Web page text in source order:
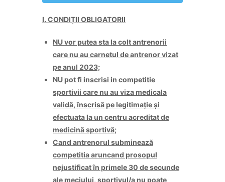
I. CONDIȚII OBLIGATORII
NU vor putea sta la colt antrenorii
care nu au carnetul de antrenor vizat
pe anul 2023;
NU pot fi inscrisi in competitie
sportivii care nu au viza medicala
validă,înscrisăpe legitimațieși
efectuata la un centru acreditat de
medicinăsportivă;
Cand antrenorul subminează
competitia aruncand prosopul
nejustificatîn primele 30 de secunde
ale meciului, sportivul/a nu poate